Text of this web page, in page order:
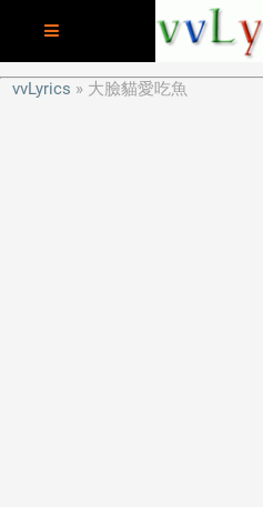
vvLyrics
大臉貓愛吃魚